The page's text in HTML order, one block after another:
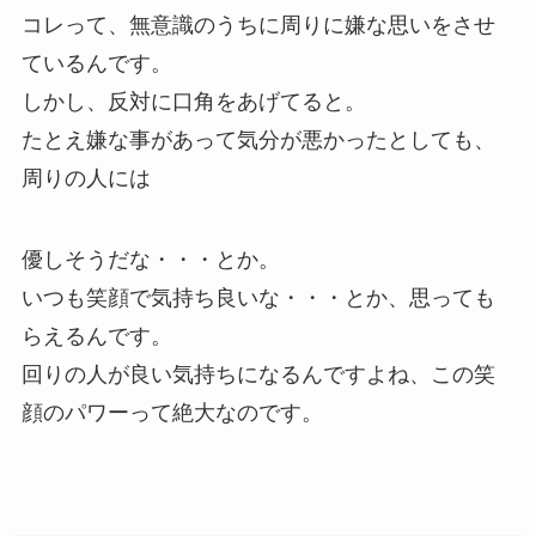
コレって、無意識のうちに周りに嫌な思いをさせ
ているんです。
しかし、反対に口角をあげてると。
たとえ嫌な事があって気分が悪かったとしても、
周りの人には
優しそうだな・・・とか。
いつも笑顔で気持ち良いな・・・とか、思っても
らえるんです。
回りの人が良い気持ちになるんですよね、この笑
顔のパワーって絶大なのです。